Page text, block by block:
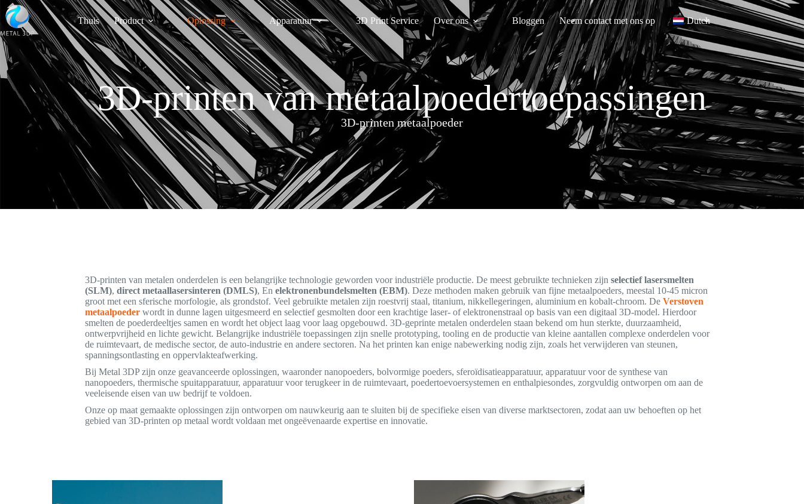
Thuis Product Oplossing Apparatuur 3D Print Service Over ons Bloggen Neem contact met ons op Dutch
3D-printen van metaalpoedertoepassingen
3D-printen metaalpoeder
3D-printen van metalen onderdelen is een belangrijke technologie geworden voor industriële productie. De meest gebruikte technieken zijn selectief lasersmelten
(SLM), direct metaallasersinteren (DMLS), En elektronenbundelsmelten (EBM). Deze methoden maken gebruik van fijne metaalpoeders, meestal 10-45 micron
groot met een sferische morfologie, als grondstof. Veel gebruikte metalen zijn roestvrij staal, titanium, nikkellegeringen, aluminium en kobalt-chroom. De Verstoven
metaalpoeder wordt in dunne lagen uitgesmeerd en selectief gesmolten door een krachtige laser- of elektronenstraal op basis van een digitaal 3D-model. Hierdoor
smelten de poederdeeltjes samen en wordt het object laag voor laag opgebouwd. 3D-geprinte metalen onderdelen staan bekend om hun sterkte, duurzaamheid,
ontwerpvrijheid en lichte gewicht. Belangrijke industriële toepassingen zijn snelle prototyping, tooling en de productie van kleine aantallen complexe onderdelen voor
de ruimtevaart, de medische sector, de auto-industrie en andere sectoren. Na het printen kan enige nabewerking nodig zijn, zoals het verwijderen van steunen,
spanningsontlasting en oppervlakteafwerking.
Bij Metal 3DP zijn onze geavanceerde oplossingen, waaronder nanopoeders, bolvormige poeders, sferoïdisatieapparatuur, apparatuur voor de synthese van
nanopoeders, thermische spuitapparatuur, apparatuur voor terugkeer in de ruimtevaart, poedertoevoersystemen en enthalpiesondes, zorgvuldig ontworpen om aan de
veeleisende eisen van uw bedrijf te voldoen.
Onze op maat gemaakte oplossingen zijn ontworpen om nauwkeurig aan te sluiten bij de specifieke eisen van diverse marktsectoren, zodat aan uw behoeften op het
gebied van 3D-printen op metaal wordt voldaan met ongeëvenaarde expertise en innovatie.